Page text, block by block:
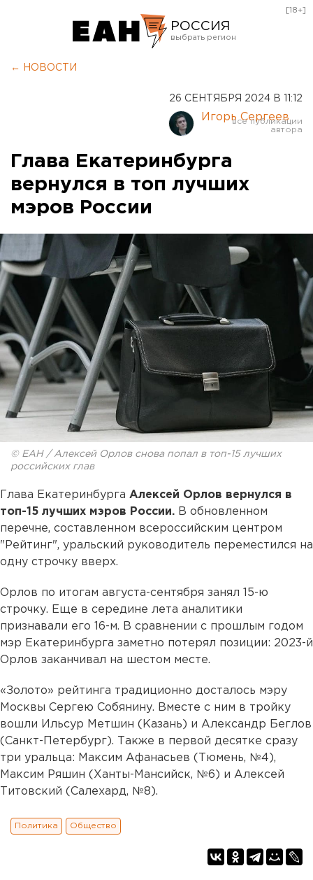
РОССИЯ
Курган
Оренбург
[18+]
← НОВОСТИ
26 СЕНТЯБРЯ 2024 В 11:12
Игорь Сергеев
Глава Екатеринбурга
вернулся в топ лучших
мэров России
© ЕАН / Алексей Орлов снова попал в топ-15 лучших
российских глав
Глава Екатеринбурга Алексей Орлов вернулся в
топ-15 лучших мэров России. В обновленном
перечне, составленном всероссийским центром
"Рейтинг", уральский руководитель переместился на
одну строчку вверх.
Орлов по итогам августа-сентября занял 15-ю
строчку. Еще в середине лета аналитики
признавали его 16-м. В сравнении с прошлым годом
мэр Екатеринбурга заметно потерял позиции: 2023-й
Орлов заканчивал на шестом месте.
«Золото» рейтинга традиционно досталось мэру
Москвы Сергею Собянину. Вместе с ним в тройку
вошли Ильсур Метшин (Казань) и Александр Беглов
(Санкт-Петербург). Также в первой десятке сразу
три уральца: Максим Афанасьев (Тюмень, №4),
Максим Ряшин (Ханты-Мансийск, №6) и Алексей
Титовский (Салехард, №8).
Политика Общество